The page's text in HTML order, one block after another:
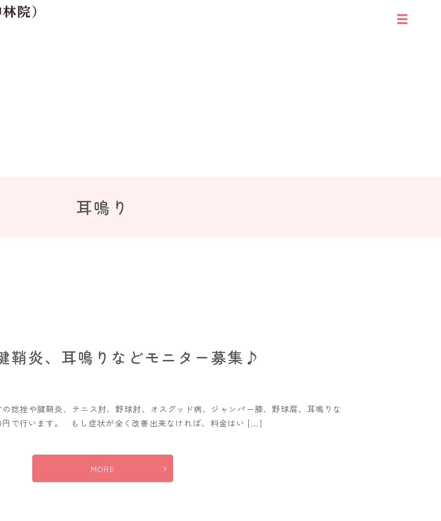
耳鳴り
鞘炎、耳鳴りなどモニター募集♪
捻挫や腱鞘炎、テニス肘、野球肘、オスグッド病、ジャンパー膝、野球肩、耳鳴りな
円で行います。 もし症状が全く改善出来なければ、料金はい […]
MORE